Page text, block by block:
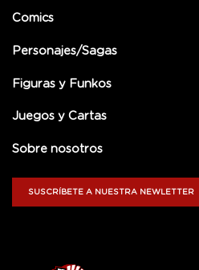
Comics
Personajes/Sagas
Figuras y Funkos
Juegos y Cartas
Sobre nosotros
SUSCRÍBETE A NUESTRA NEWLETTER